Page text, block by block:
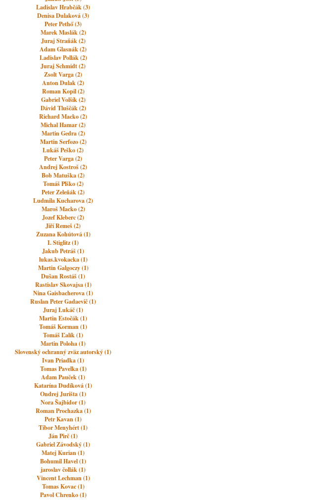
Ladislav Hrabčák (3)
Denisa Dulaková (3)
Peter Pethő (3)
Marek Maslák (2)
Juraj Straňák (2)
Adam Glasnák (2)
Ladislav Pollák (2)
Juraj Schmidt (2)
Zsolt Varga (2)
Anton Dulak (2)
Roman Kopil (2)
Gabriel Volšík (2)
Dávid Tluščák (2)
Richard Macko (2)
Michal Hamar (2)
Martin Gedra (2)
Martin Serfozo (2)
Lukáš Peško (2)
Peter Varga (2)
Andrej Kostroš (2)
Bob Matuška (2)
Tomáš Plško (2)
Peter Zeleňák (2)
Ludmila Kucharova (2)
Maroš Macko (2)
Jozef Kleberc (2)
Jiří Remeš (2)
Zuzana Kohútová (1)
I. Stiglitz (1)
Jakub Petráš (1)
lukas.kvokacka (1)
Martin Galgoczy (1)
Dušan Rostáš (1)
Rastislav Skovajsa (1)
Nina Gaisbacherova (1)
Ruslan Peter Gadaevič (1)
Juraj Lukáč (1)
Martin Estočák (1)
Tomáš Korman (1)
Tomáš Ľalík (1)
Martin Poloha (1)
Slovenský ochranný zväz autorský (1)
Ivan Priadka (1)
Tomas Pavelka (1)
Adam Pauček (1)
Katarína Dudíková (1)
Ondrej Jurišta (1)
Nora Šajbidor (1)
Roman Prochazka (1)
Petr Kavan (1)
Tibor Menyhért (1)
Ján Pirč (1)
Gabriel Závodský (1)
Matej Kurian (1)
Bohumil Havel (1)
jaroslav čollák (1)
Vincent Lechman (1)
Tomas Kovac (1)
Pavol Chrenko (1)